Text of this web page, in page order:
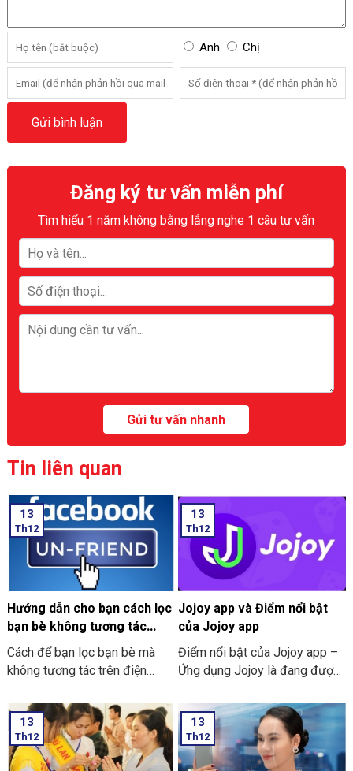
Anh Chị
Đăng ký tư vấn miễn phí
Tìm hiểu 1 năm không bằng lắng nghe 1 câu tư vấn
Tin liên quan
13
Th12
Hướng dẫn cho bạn cách lọc
bạn bè không tương tác
trên Facebook nhanh nhất
2024
Cách để bạn lọc bạn bè mà
không tương tác trên điện
13
Th12
Jojoy app và Điểm nổi bật
của Jojoy app
Điểm nổi bật của Jojoy app –
Ứng dụng Jojoy là đang được
đồng người yêu thích các trò
chơi điện tử ở trên điện thoại
di động.
13
Th12
13
Th12